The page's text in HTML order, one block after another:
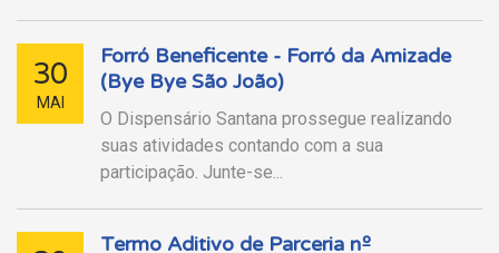
30
MAI
Forró Beneficente - Forró da Amizade
(Bye Bye São João)
O Dispensário Santana prossegue realizando
suas atividades contando com a sua
participação. Junte-se...
Termo Aditivo de Parceria nº